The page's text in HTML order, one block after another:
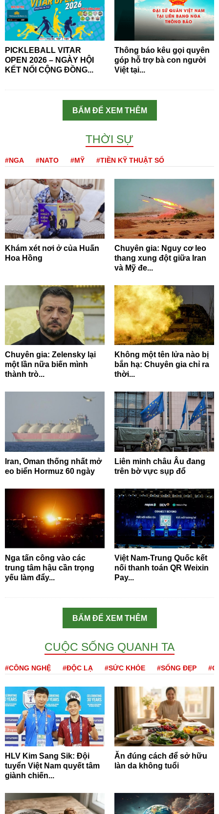
PICKLEBALL VITAR
OPEN 2026 – NGÀY HỘI
KẾT NỐI CỘNG ĐỒNG...
Thông báo kêu gọi quyên
góp hỗ trợ bà con người
Việt tại...
BẤM ĐỂ XEM THÊM
THỜI SỰ
#NGA #NATO #MỸ #TIỀN KỸ THUẬT SỐ
Khám xét nơi ở của Huấn
Hoa Hồng
Chuyên gia: Nguy cơ leo
thang xung đột giữa Iran
và Mỹ đe...
Chuyên gia: Zelensky lại
một lần nữa biến mình
thành trò...
Không một tên lửa nào bị
bắn hạ: Chuyên gia chỉ ra
thời...
Iran, Oman thống nhất mở
eo biển Hormuz 60 ngày
Liên minh châu Âu đang
trên bờ vực sụp đổ
Nga tấn công vào các
trung tâm hậu cần trọng
yếu làm đẩy...
Việt Nam-Trung Quốc kết
nối thanh toán QR Weixin
Pay...
BẤM ĐỂ XEM THÊM
CUỘC SỐNG QUANH TA
#CÔNG NGHỆ #ĐỘC LẠ #SỨC KHỎE #SỐNG ĐẸP
HLV Kim Sang Sik: Đội
tuyển Việt Nam quyết tâm
giành chiến...
Ăn đúng cách để sở hữu
làn da không tuổi